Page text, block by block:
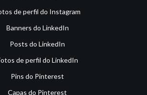
de perfil do Instagram
Banners do LinkedIn
Posts do LinkedIn
de perfil do LinkedIn
Pins do Pinterest
Capas do Pinterest